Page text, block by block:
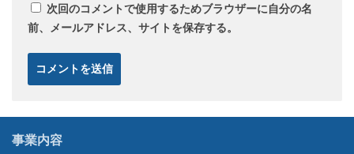
次回のコメントで使用するためブラウザーに自分の名
前、メールアドレス、サイトを保存する。
事業内容